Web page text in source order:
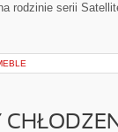
rodzinie serii